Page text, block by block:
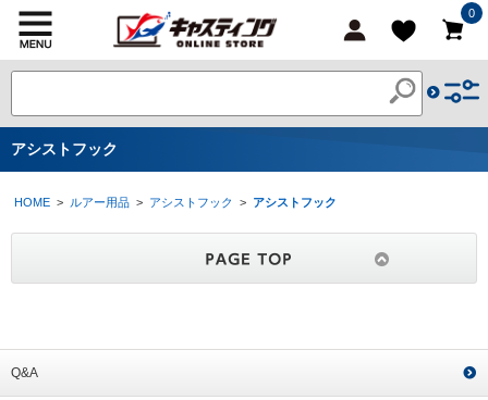
0
アシストフック
HOME > ルアー用品 > アシストフック > アシストフック
Q&A